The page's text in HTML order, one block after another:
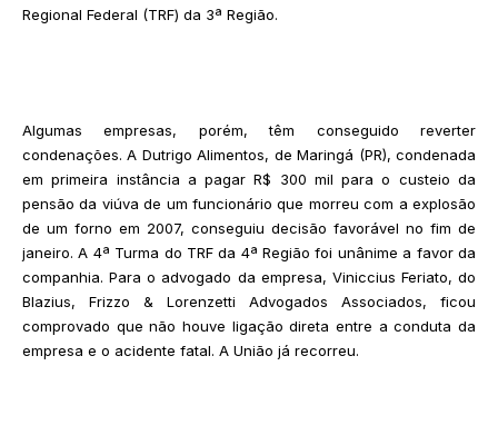
Regional Federal (TRF) da 3ª Região.
Algumas empresas, porém, têm conseguido reverter
condenações. A Dutrigo Alimentos, de Maringá (PR), condenada
em primeira instância a pagar R$ 300 mil para o custeio da
pensão da viúva de um funcionário que morreu com a explosão
de um forno em 2007, conseguiu decisão favorável no fim de
janeiro. A 4ª Turma do TRF da 4ª Região foi unânime a favor da
companhia. Para o advogado da empresa, Viniccius Feriato, do
Blazius, Frizzo & Lorenzetti Advogados Associados, ficou
comprovado que não houve ligação direta entre a conduta da
empresa e o acidente fatal. A União já recorreu.